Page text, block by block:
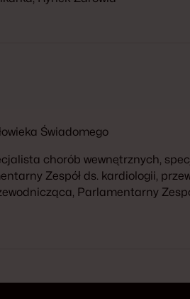
Świadomego
chorób wewnętrznych,
Zespół ds. kardiologii,
Parlamentarny